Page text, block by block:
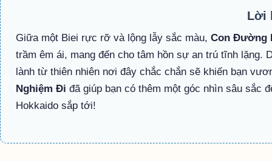
Lời
Giữa một Biei rực rỡ và lộng lẫy sắc màu, Con Đường
trầm êm ái, mang đến cho tâm hồn sự an trú tĩnh lặng.
lành từ thiên nhiên nơi đây chắc chắn sẽ khiến bạn
Nghiệm Đi đã giúp bạn có thêm một góc nhìn sâu sắc
Hokkaido sắp tới!